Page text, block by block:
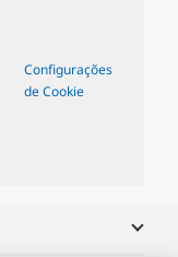
Configurações
de Cookie